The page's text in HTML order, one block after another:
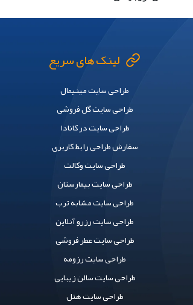
لینک های سریع
طراحی سایت مینیمال
طراحی سایت گل فروشی
طراحی سایت در کانادا
سفارش طراحی رابط کاربری
طراحی سایت وکالت
طراحی سایت بیمارستان
طراحی سایت مشابه ترب
طراحی سایت رزرو آنلاین
طراحی سایت عطر فروشی
طراحی سایت رزومه
طراحی سایت سالن زیبایی
طراحی سایت هتل